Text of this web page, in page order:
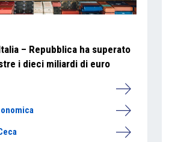
– Repubblica ha superato
i dieci miliardi di euro